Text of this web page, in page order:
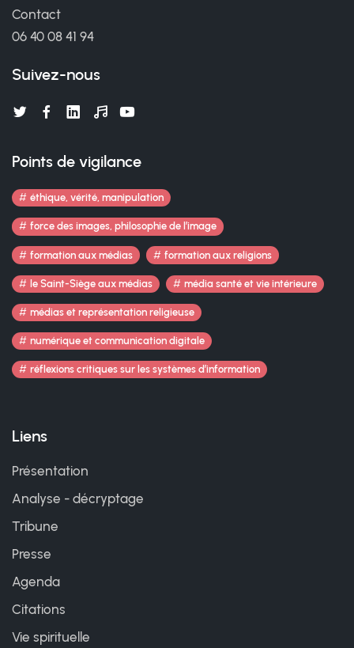
Contact
06 40 08 41 94
Suivez-nous
Points de vigilance
éthique, vérité, manipulation
force des images, philosophie de l’image
formation aux médias formation aux religions
le Saint-Siège aux médias média santé et vie intérieure
médias et représentation religieuse
numérique et communication digitale
réflexions critiques sur les systèmes d’information
Liens
Présentation
Analyse - décryptage
Tribune
Presse
Agenda
Citations
Vie spirituelle